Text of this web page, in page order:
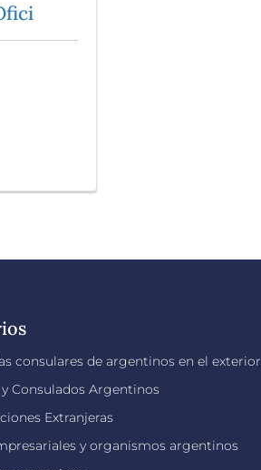
consulares de argentinos en el exterior
Consulados Argentinos
Extranjeras
y organismos argentinos